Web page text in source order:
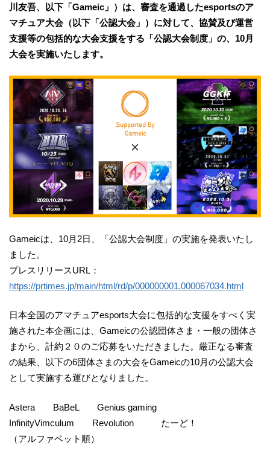
川友吾、以下「Gameic」）は、審査を通過したesportsのア
マチュア大会（以下「公認大会」）に対して、協賛及び運営
支援等の包括的な大会支援をする「公認大会制度」の、10月
大会を実施いたします。
Gameicは、10月2日、「公認大会制度」の実施を発表いたし
ました。
プレスリリースURL：
https://prtimes.jp/main/html/rd/p/000000001.000067034.html
日本全国のアマチュアesports大会に包括的な支援をすべく実
施された本企画には、Gameicの公認団体さま・一般の団体さ
まから、計約２０のご応募をいただきました。厳正なる審査
の結果、以下の6団体さまの大会をGameicの10月の公認大会
として実施する運びとなりました。
Astera BaBeL Genius gaming
InfinityVimculum Revolution たーど！
（アルファベット順）